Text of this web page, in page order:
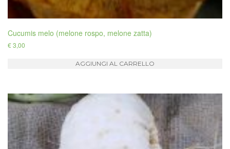
Cucumis melo (melone rospo, melone zatta)
€3,00
AGGIUNGI AL CARRELLO